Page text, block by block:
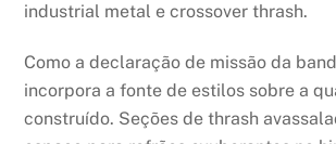
industrial metal e crossover thrash.
Como a declaração de missão da
incorpora a fonte de estilos sobre a
construído. Seções de thrash